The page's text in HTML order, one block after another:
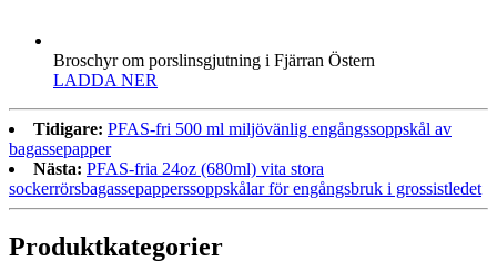
Broschyr om porslinsgjutning i Fjärran Östern
LADDA NER
Tidigare: PFAS-fri 500 ml miljövänlig engångssoppskål av
bagassepapper
Nästa: PFAS-fria 24oz (680ml) vita stora
sockerrörsbagassepapperssoppskålar för engångsbruk i grossistledet
Produktkategorier